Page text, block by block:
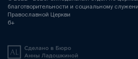
благотворительности и социальному
Православной Церкви
6+